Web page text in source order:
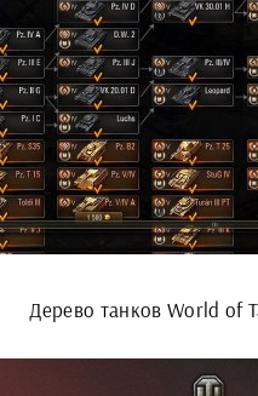
Дерево танков World of